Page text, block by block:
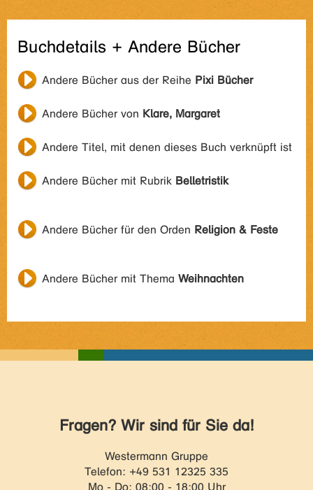
Buchdetails + Andere Bücher
Andere Bücher aus der Reihe Pixi Bücher
Andere Bücher von Klare, Margaret
Andere Titel, mit denen dieses Buch verknüpft ist
Andere Bücher mit Rubrik Belletristik
Andere Bücher für den Orden Religion & Feste
Andere Bücher mit Thema Weihnachten